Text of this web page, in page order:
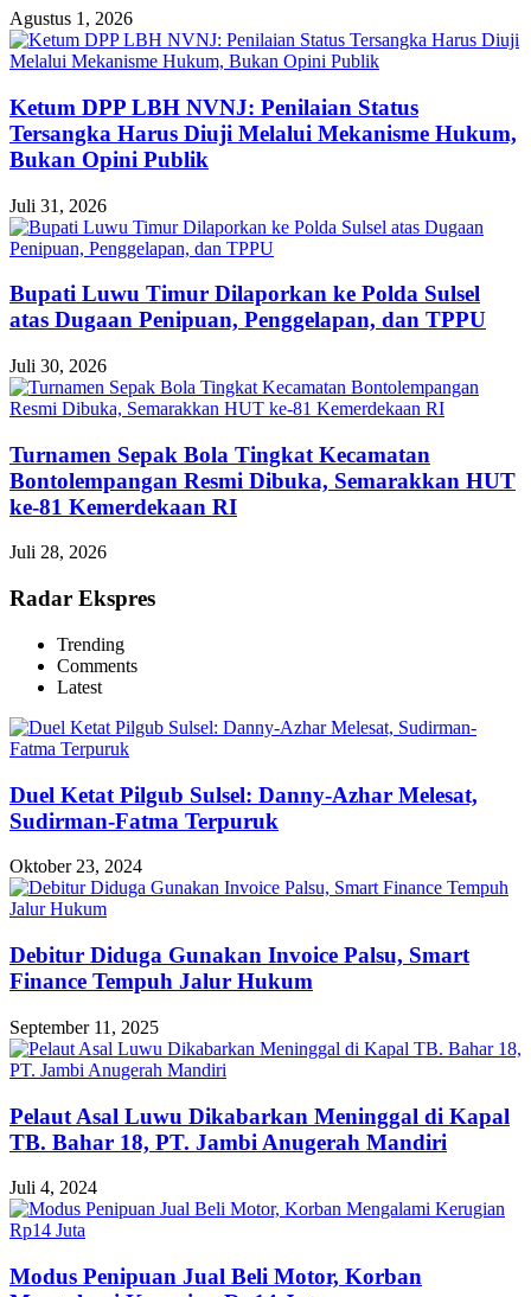
Agustus 1, 2026
Ketum DPP LBH NVNJ: Penilaian Status
Tersangka Harus Diuji Melalui Mekanisme Hukum,
Bukan Opini Publik
Juli 31, 2026
Bupati Luwu Timur Dilaporkan ke Polda Sulsel
atas Dugaan Penipuan, Penggelapan, dan TPPU
Juli 30, 2026
Turnamen Sepak Bola Tingkat Kecamatan
Bontolempangan Resmi Dibuka, Semarakkan HUT
ke-81 Kemerdekaan RI
Juli 28, 2026
Radar Ekspres
Trending
Comments
Latest
Duel Ketat Pilgub Sulsel: Danny-Azhar Melesat,
Sudirman-Fatma Terpuruk
Oktober 23, 2024
Debitur Diduga Gunakan Invoice Palsu, Smart
Finance Tempuh Jalur Hukum
September 11, 2025
Pelaut Asal Luwu Dikabarkan Meninggal di Kapal
TB. Bahar 18, PT. Jambi Anugerah Mandiri
Juli 4, 2024
Modus Penipuan Jual Beli Motor, Korban